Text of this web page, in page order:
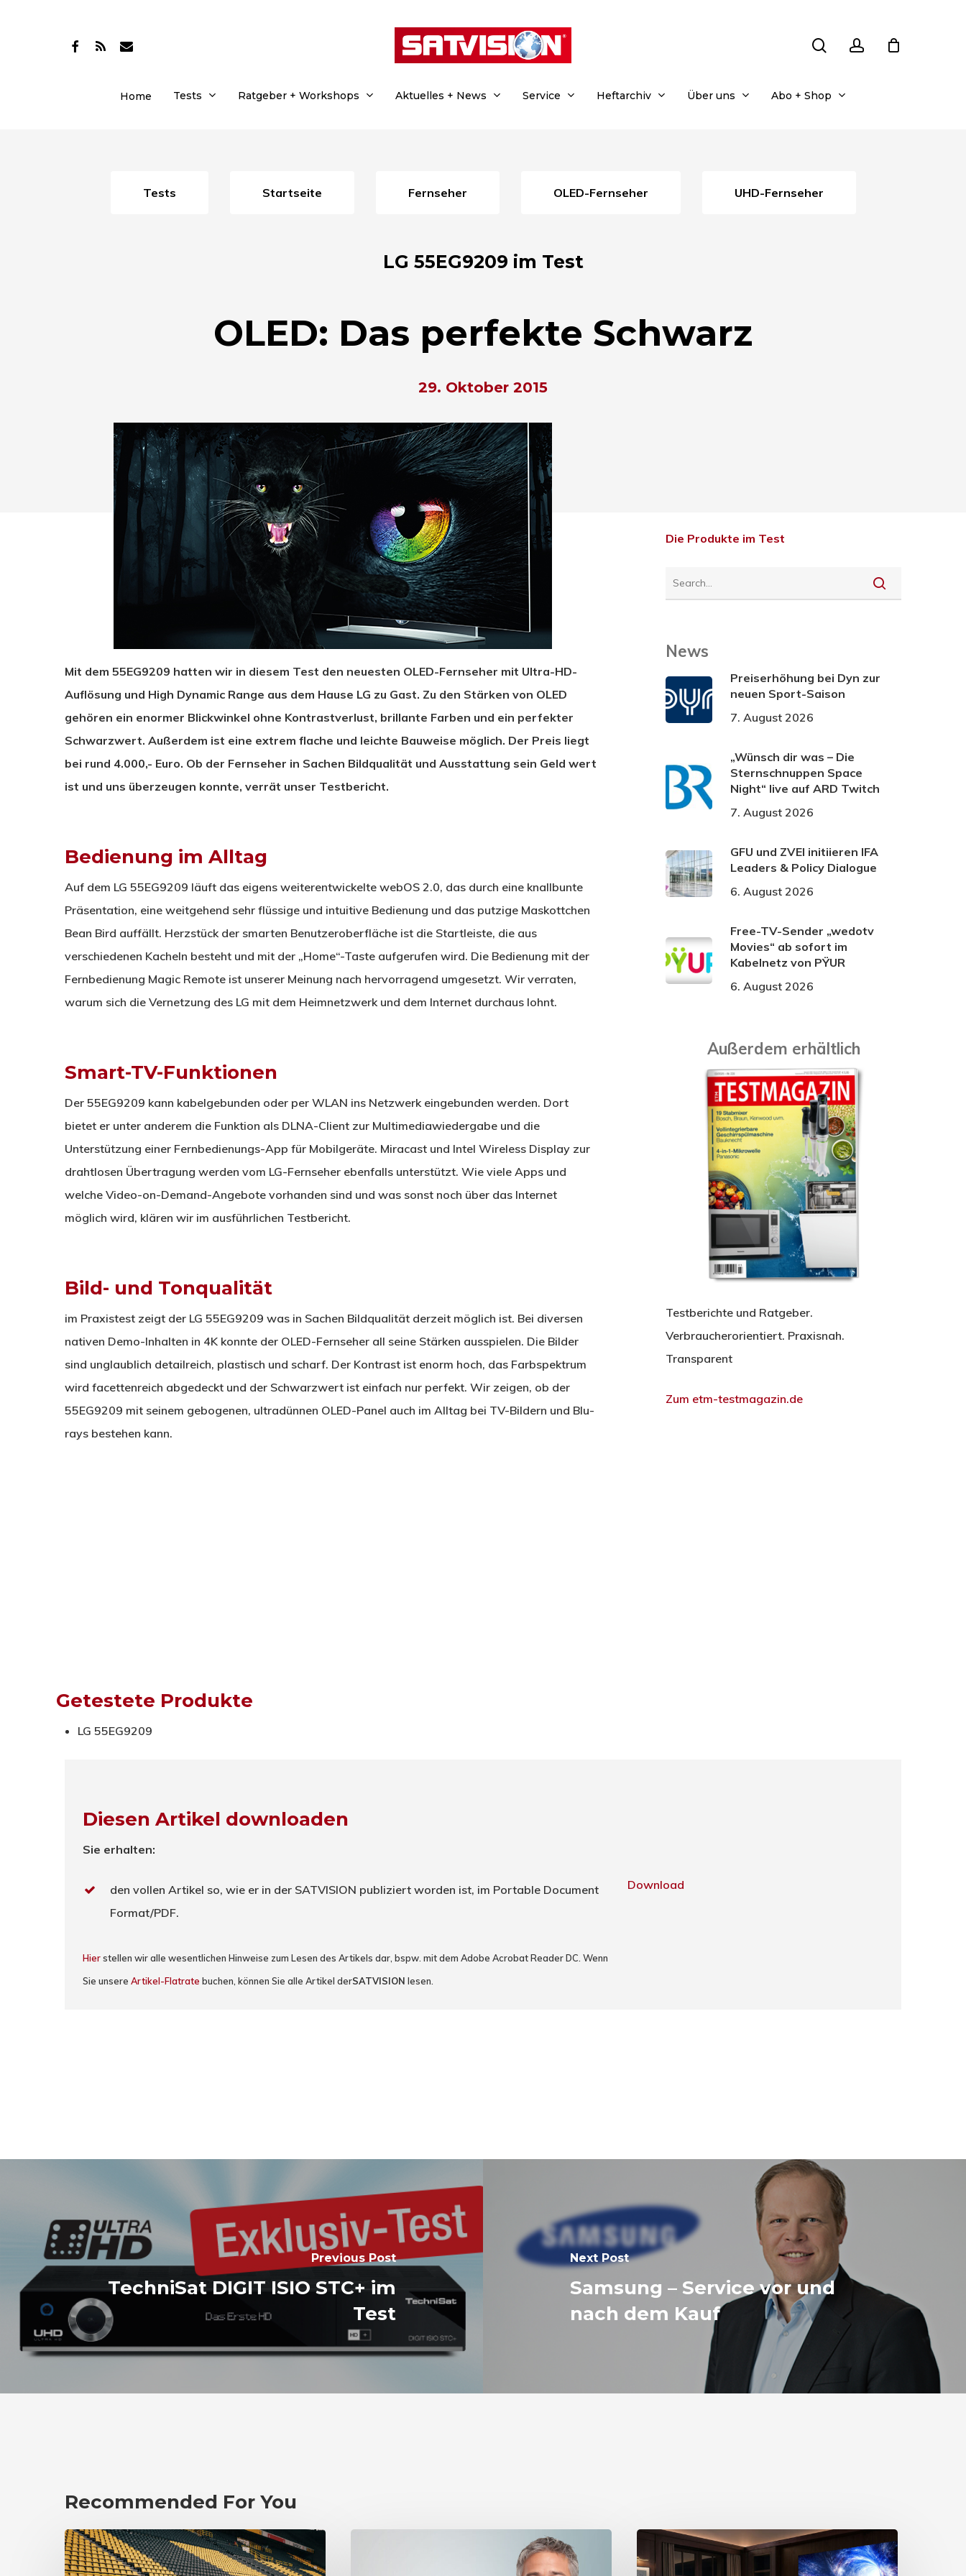
Drücken Sie Enter zum Suchen oder ESC zum Schließen.
facebook
RSS email
Home Tests Ratgeber + Workshops Aktuelles + News Service Heftarchiv Über uns Abo + Shop
Tests Startseite Fernseher OLED-Fernseher UHD-Fernseher
LG 55EG9209 im Test
OLED: Das perfekte Schwarz
29. Oktober 2015
Mit dem 55EG9209 hatten wir in diesem Test den neuesten OLED-Fernseher mit Ultra-HD-
Auflösung und High Dynamic Range aus dem Hause LG zu Gast. Zu den Stärken von OLED
gehören ein enormer Blickwinkel ohne Kontrastverlust, brillante Farben und ein perfekter
Schwarzwert. Außerdem ist eine extrem flache und leichte Bauweise möglich. Der Preis liegt
bei rund 4.000,- Euro. Ob der Fernseher in Sachen Bildqualität und Ausstattung sein Geld wert
ist und uns überzeugen konnte, verrät unser Testbericht.
Bedienung im Alltag
Auf dem LG 55EG9209 läuft das eigens weiterentwickelte webOS 2.0, das durch eine knallbunte
Präsentation, eine weitgehend sehr flüssige und intuitive Bedienung und das putzige Maskottchen
Bean Bird auffällt. Herzstück der smarten Benutzeroberfläche ist die Startleiste, die aus
verschiedenen Kacheln besteht und mit der „Home“-Taste aufgerufen wird. Die Bedienung mit der
Fernbedienung Magic Remote ist unserer Meinung nach hervorragend umgesetzt. Wir verraten,
warum sich die Vernetzung des LG mit dem Heimnetzwerk und dem Internet durchaus lohnt.
Smart-TV-Funktionen
Der 55EG9209 kann kabelgebunden oder per WLAN ins Netzwerk eingebunden werden. Dort
bietet er unter anderem die Funktion als DLNA-Client zur Multimediawiedergabe und die
Unterstützung einer Fernbedienungs-App für Mobilgeräte. Miracast und Intel Wireless Display zur
drahtlosen Übertragung werden vom LG-Fernseher ebenfalls unterstützt. Wie viele Apps und
welche Video-on-Demand-Angebote vorhanden sind und was sonst noch über das Internet
möglich wird, klären wir im ausführlichen Testbericht.
Bild- und Tonqualität
im Praxistest zeigt der LG 55EG9209 was in Sachen Bildqualität derzeit möglich ist. Bei diversen
nativen Demo-Inhalten in 4K konnte der OLED-Fernseher all seine Stärken ausspielen. Die Bilder
sind unglaublich detailreich, plastisch und scharf. Der Kontrast ist enorm hoch, das Farbspektrum
wird facettenreich abgedeckt und der Schwarzwert ist einfach nur perfekt. Wir zeigen, ob der
55EG9209 mit seinem gebogenen, ultradünnen OLED-Panel auch im Alltag bei TV-Bildern und Blu-
rays bestehen kann.
Die Produkte im Test
News
Preiserhöhung bei Dyn zur
neuen Sport-Saison
7. August 2026
„Wünsch dir was – Die
Sternschnuppen Space
Night“ live auf ARD Twitch
7. August 2026
GFU und ZVEI initiieren IFA
Leaders & Policy Dialogue
6. August 2026
Free-TV-Sender „wedotv
Movies“ ab sofort im
Kabelnetz von PŸUR
6. August 2026
Außerdem erhältlich
Testberichte und Ratgeber.
Verbraucherorientiert. Praxisnah.
Transparent
Zum etm-testmagazin.de
Getestete Produkte
LG 55EG9209
Diesen Artikel downloaden
Sie erhalten:
den vollen Artikel so, wie er in der SATVISION publiziert worden ist, im Portable Document
Format/PDF.
Hierstellen wir alle wesentlichen Hinweise zum Lesen des Artikels dar, bspw. mit dem Adobe Acrobat Reader DC. Wenn
Sie unsere Artikel-Flatrate buchen, können Sie alle Artikel derSATVISION lesen.
Download
Previous Post
TechniSat DIGIT ISIO STC+ im
Test
Next Post
Samsung – Service vor und
nach dem Kauf
Recommended For You